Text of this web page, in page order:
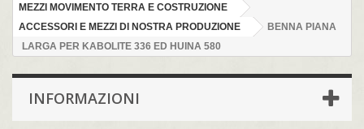
MEZZI MOVIMENTO TERRA E COSTRUZIONE
ACCESSORI E MEZZI DI NOSTRA PRODUZIONE
BENNA PIANA
LARGA PER KABOLITE 336 ED HUINA 580
INFORMAZIONI